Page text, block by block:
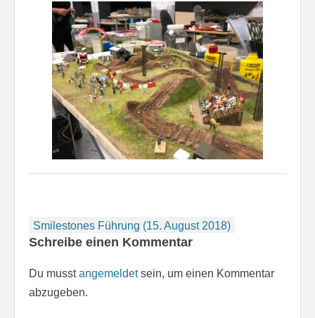
Beitragsnavigation
Smilestones Führung (15. August 2018)
Schreibe einen Kommentar
Du musstangemeldetsein, um einen Kommentar
abzugeben.